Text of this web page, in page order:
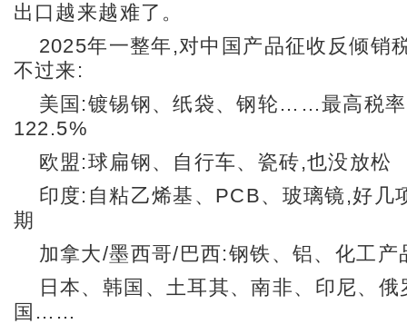
出口越来越难了。
2025年一整年,对中国产品征收反倾销
不过来:
美国:镀锡钢、纸袋、钢轮……最高税
122.5%
欧盟:球扁钢、自行车、瓷砖,也没放松
印度:自粘乙烯基、PCB、玻璃镜,好几
期
加拿大/墨西哥/巴西:钢铁、铝、化工产
日本、韩国、土耳其、南非、印尼、俄
国……